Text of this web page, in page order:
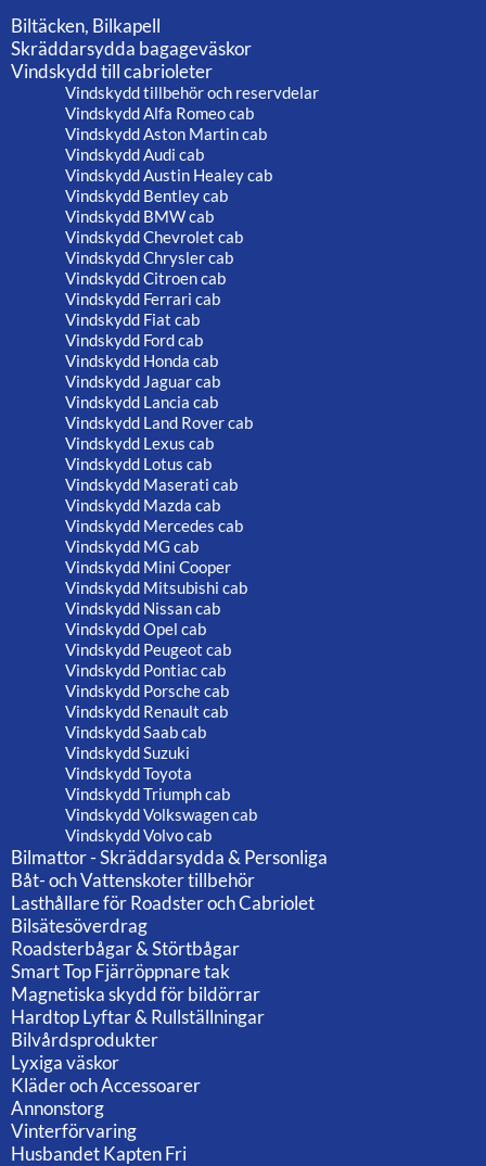
Biltäcken, Bilkapell
Skräddarsydda bagageväskor
Vindskydd till cabrioleter
Vindskydd tillbehör och reservdelar
Vindskydd Alfa Romeo cab
Vindskydd Aston Martin cab
Vindskydd Audi cab
Vindskydd Austin Healey cab
Vindskydd Bentley cab
Vindskydd BMW cab
Vindskydd Chevrolet cab
Vindskydd Chrysler cab
Vindskydd Citroen cab
Vindskydd Ferrari cab
Vindskydd Fiat cab
Vindskydd Ford cab
Vindskydd Honda cab
Vindskydd Jaguar cab
Vindskydd Lancia cab
Vindskydd Land Rover cab
Vindskydd Lexus cab
Vindskydd Lotus cab
Vindskydd Maserati cab
Vindskydd Mazda cab
Vindskydd Mercedes cab
Vindskydd MG cab
Vindskydd Mini Cooper
Vindskydd Mitsubishi cab
Vindskydd Nissan cab
Vindskydd Opel cab
Vindskydd Peugeot cab
Vindskydd Pontiac cab
Vindskydd Porsche cab
Vindskydd Renault cab
Vindskydd Saab cab
Vindskydd Suzuki
Vindskydd Toyota
Vindskydd Triumph cab
Vindskydd Volkswagen cab
Vindskydd Volvo cab
Bilmattor - Skräddarsydda & Personliga
Båt- och Vattenskoter tillbehör
Lasthållare för Roadster och Cabriolet
Bilsätesöverdrag
Roadsterbågar & Störtbågar
Smart Top Fjärröppnare tak
Magnetiska skydd för bildörrar
Hardtop Lyftar & Rullställningar
Bilvårdsprodukter
Lyxiga väskor
Kläder och Accessoarer
Annonstorg
Vinterförvaring
Husbandet Kapten Fri